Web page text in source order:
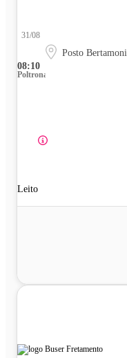
08:10
31/08
Posto Bertamoni
Poltrona
Leito